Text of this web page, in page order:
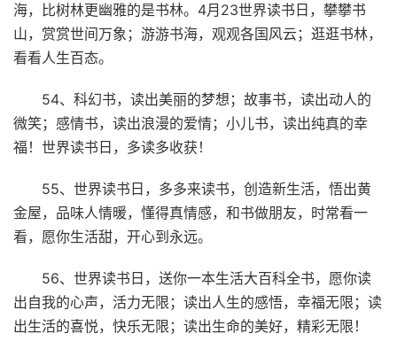
海，比树林更幽雅的是书林。4月23世界读书日，攀攀书
山，赏赏世间万象；游游书海，观观各国风云；逛逛书林，
看看人生百态。
54、科幻书，读出美丽的梦想；故事书，读出动人的
微笑；感情书，读出浪漫的爱情；小儿书，读出纯真的幸
福！世界读书日，多读多收获！
55、世界读书日，多多来读书，创造新生活，悟出黄
金屋，品味人情暖，懂得真情感，和书做朋友，时常看一
看，愿你生活甜，开心到永远。
56、世界读书日，送你一本生活大百科全书，愿你读
出自我的心声，活力无限；读出人生的感悟，幸福无限；读
出生活的喜悦，快乐无限；读出生命的美好，精彩无限！